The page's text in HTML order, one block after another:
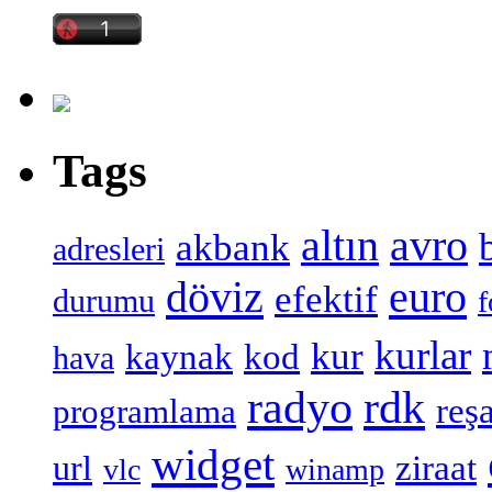
Tags
adresleri akbank altın avro
durumu döviz efektif euro
hava kaynak kod kur kurlar
programlama radyo rdk
url vlc widget winamp ziraat